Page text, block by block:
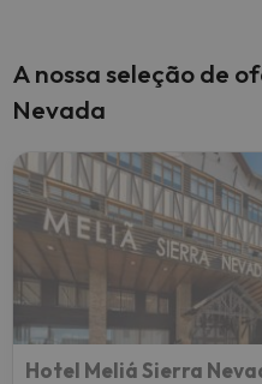
A nossa seleção de
Nevada
Hotel Meliá Sierra